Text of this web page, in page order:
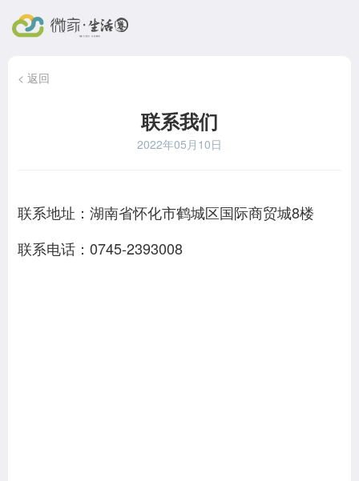
< 返回
联系我们
2022年05月10日
联系地址：湖南省怀化市鹤城区国际商贸城8楼
联系电话：0745-2393008